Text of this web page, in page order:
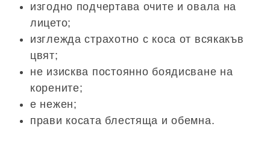
изгодно подчертава очите и овала на
лицето;
изглежда страхотно с коса от всякакъв
цвят;
не изисква постоянно боядисване на
корените;
е нежен;
прави косата блестяща и обемна.